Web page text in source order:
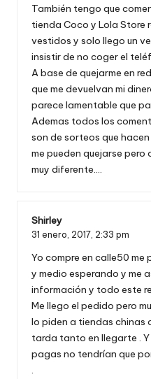
También tengo que
tienda Coco y Lola Store
vestidos y solo llego un
insistir de no coger el
A base de quejarme en
que me devuelvan mi
parece lamentable que
Ademas todos los
son de sorteos que
me pueden quejarse
muy diferente….
Shirley
31 enero, 2017, 2:33 pm
Yo compre en calle50 me
y medio esperando y me
información y todo este
Me llego el pedido pero
lo piden a tiendas chinas
tarda tanto en llegarte .
pagas no tendrían que
.